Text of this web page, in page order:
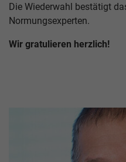
Die Wiederwahl bestätigt
Normungsexperten.
Wir gratulieren herzlich!